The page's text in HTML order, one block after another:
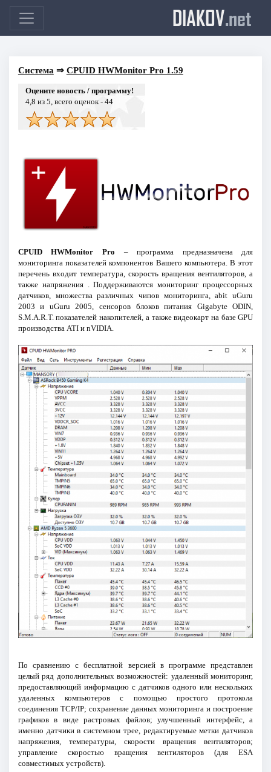
DIAKOV.net
Система ⇒ CPUID HWMonitor Pro 1.59
Оцените новость / программу!
4,8 из 5, всего оценок - 44
CPUID HWMonitor Pro – программа предназначена для
мониторинга показателей компонентов Вашего компьютера. В этот
перечень входит температура, скорость вращения вентиляторов, а
также напряжения . Поддерживаются мониторинг процессорных
датчиков, множества различных чипов мониторинга, abit uGuru
2003 и uGuru 2005, сенсоров блоков питания Gigabyte ODIN,
S.M.A.R.T. показателей накопителей, а также видеокарт на базе GPU
производства ATI и nVIDIA.
По сравнению с бесплатной версией в программе представлен
целый ряд дополнительных возможностей: удаленный мониторинг,
предоставляющий информацию с датчиков одного или нескольких
удаленных компьютеров с помощью простого протокола
соединения TCP/IP; сохранение данных мониторинга и построение
графиков в виде растровых файлов; улучшенный интерфейс, а
именно датчики в системном трее, редактируемые метки датчиков
напряжения, температуры, скорости вращения вентиляторов;
управление скоростью вращения вентиляторов (для ESA
совместимых устройств).